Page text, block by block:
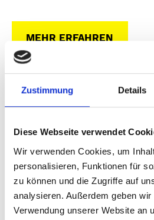
Zustimmung Details
Diese Webseite verwendet
Wir verwenden Cookies, um
personalisieren, Funktionen für
zu können und die Zugriffe auf
analysieren. Außerdem geben
Verwendung unserer Website an
MEHR ERFAHREN
Bett+Bike